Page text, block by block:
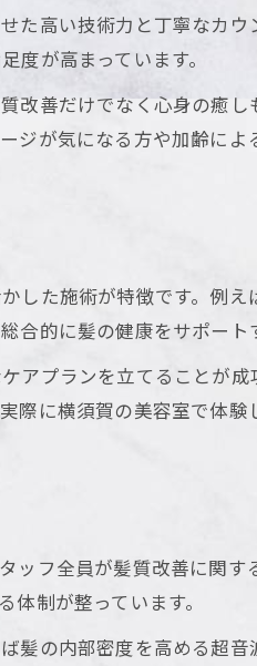
高い技術力と丁寧なカ
が高まっています。
改善だけでなく心身の癒
ジが気になる方や加齢に
した施術が特徴です。例
的に髪の健康をサポート
アプランを立てることが
際に横須賀の美容室で体
フ全員が髪質改善に関
制が整っています。
髪の内部密度を高める超